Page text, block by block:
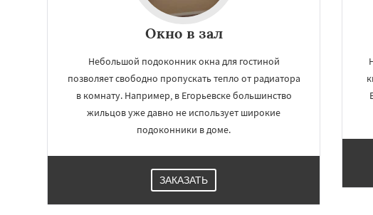
Окно в зал
Небольшой подоконник окна для гостиной
позволяет свободно пропускать тепло от радиатора
в комнату. Например, в Егорьевске большинство
жильцов уже давно не использует широкие
подоконники в доме.
ЗАКАЗАТЬ